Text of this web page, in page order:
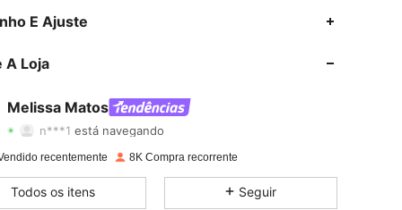
E Ajuste
A Loja
Melissa Matos
4,81
4,81
1K 72K
n***1 está navegando
4,81 Classificação 1KItens
4,81 1K 72K
recentemente 8K Compra recorrente
Todos os itens Seguir